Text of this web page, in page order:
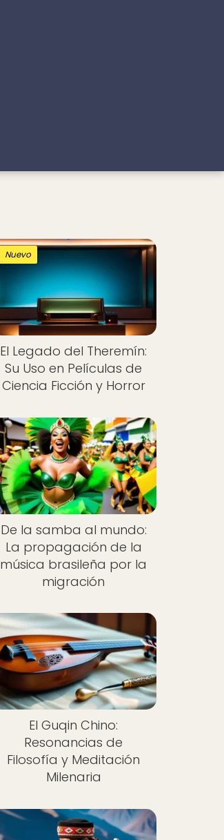
Nuevo
El Legado del Theremín:
Su Uso en Películas de
Ciencia Ficción y Horror
De la samba al mundo:
La propagación de la
música brasileña por la
migración
El Guqin Chino:
Resonancias de
Filosofía y Meditación
Milenaria